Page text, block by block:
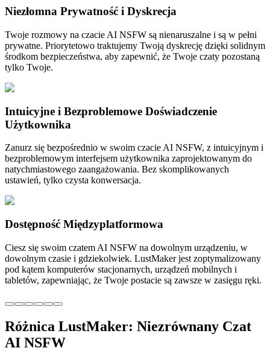
Niezłomna Prywatność i Dyskrecja
Twoje rozmowy na czacie AI NSFW są nienaruszalne i są w pełni
prywatne. Priorytetowo traktujemy Twoją dyskrecję dzięki solidnym
środkom bezpieczeństwa, aby zapewnić, że Twoje czaty pozostaną
tylko Twoje.
Intuicyjne i Bezproblemowe Doświadczenie
Użytkownika
Zanurz się bezpośrednio w swoim czacie AI NSFW, z intuicyjnym i
bezproblemowym interfejsem użytkownika zaprojektowanym do
natychmiastowego zaangażowania. Bez skomplikowanych
ustawień, tylko czysta konwersacja.
Dostępność Międzyplatformowa
Ciesz się swoim czatem AI NSFW na dowolnym urządzeniu, w
dowolnym czasie i gdziekolwiek. LustMaker jest zoptymalizowany
pod kątem komputerów stacjonarnych, urządzeń mobilnych i
tabletów, zapewniając, że Twoje postacie są zawsze w zasięgu ręki.
Różnica LustMaker: Niezrównany Czat
AI NSFW